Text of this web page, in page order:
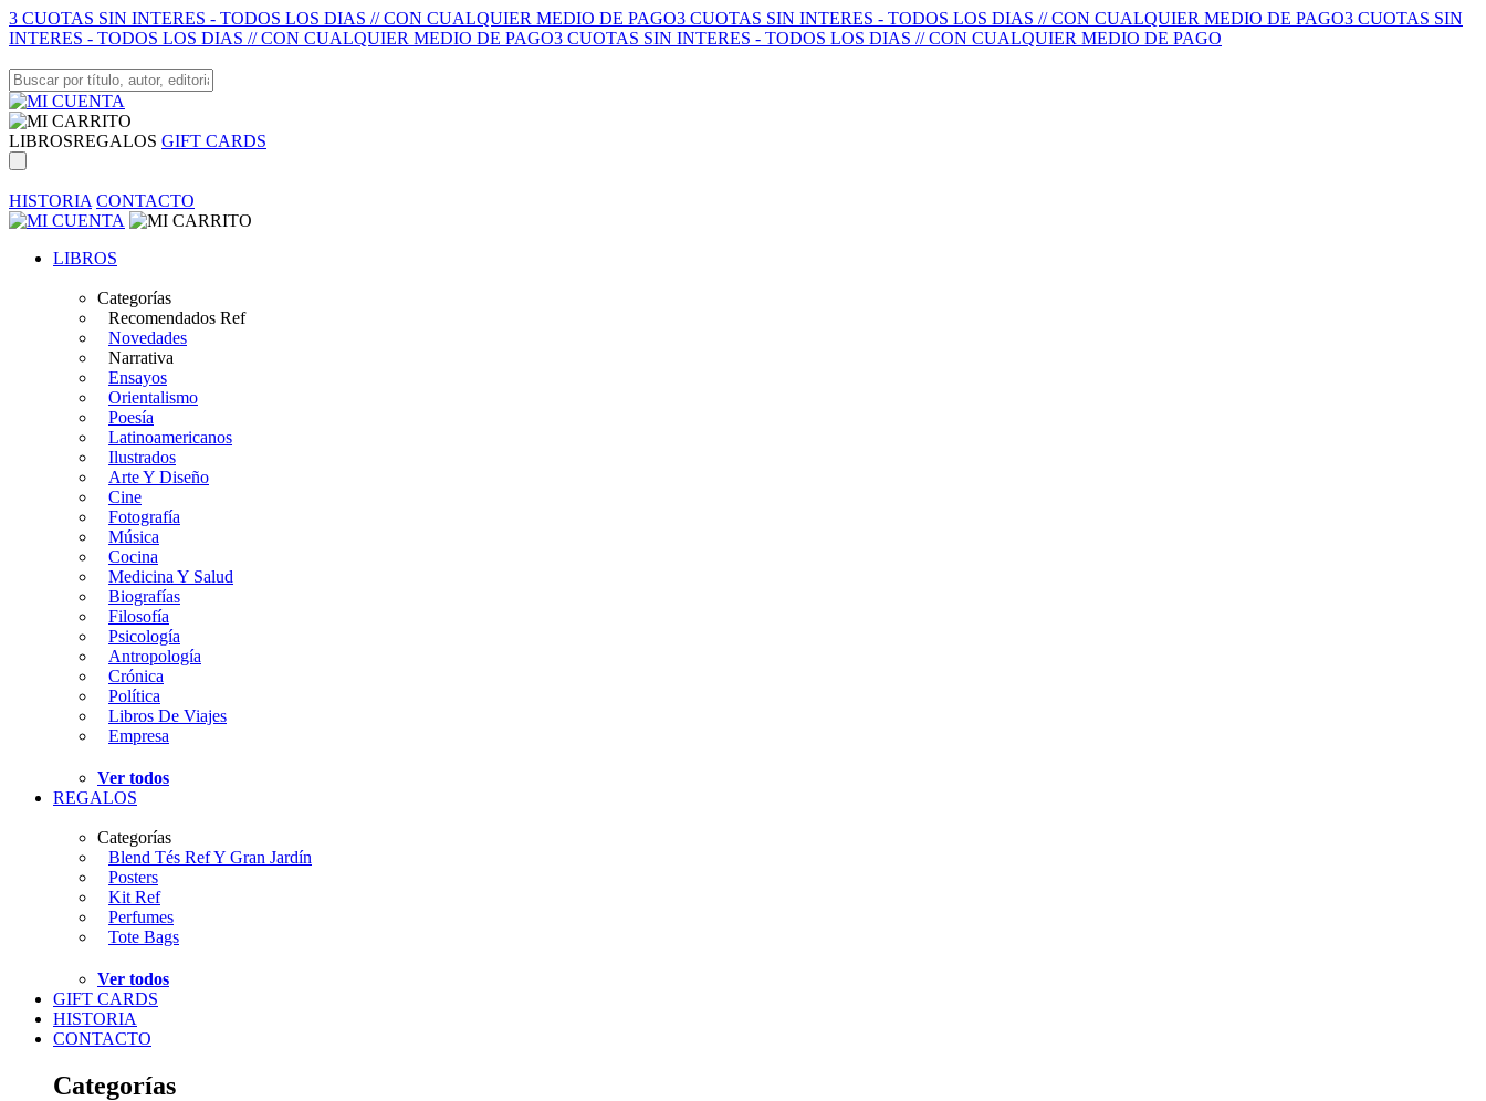
3 CUOTAS SIN INTERES - TODOS LOS DIAS // CON CUALQUIER MEDIO DE PAGO3 CUOTAS SIN INTERES - TODOS LOS DIAS // CON CUALQUIER MEDIO DE PAGO3 CUOTAS SIN
INTERES - TODOS LOS DIAS // CON CUALQUIER MEDIO DE PAGO3 CUOTAS SIN INTERES - TODOS LOS DIAS // CON CUALQUIER MEDIO DE PAGO
LIBROSREGALOS GIFT CARDS
HISTORIA CONTACTO
LIBROS
Categorías
Recomendados Ref
Novedades
Narrativa
Ensayos
Orientalismo
Poesía
Latinoamericanos
Ilustrados
Arte Y Diseño
Cine
Fotografía
Música
Cocina
Medicina Y Salud
Biografías
Filosofía
Psicología
Antropología
Crónica
Política
Libros De Viajes
Empresa
Ver todos
REGALOS
Categorías
Blend Tés Ref Y Gran Jardín
Posters
Kit Ref
Perfumes
Tote Bags
Ver todos
GIFT CARDS
HISTORIA
CONTACTO
Categorías